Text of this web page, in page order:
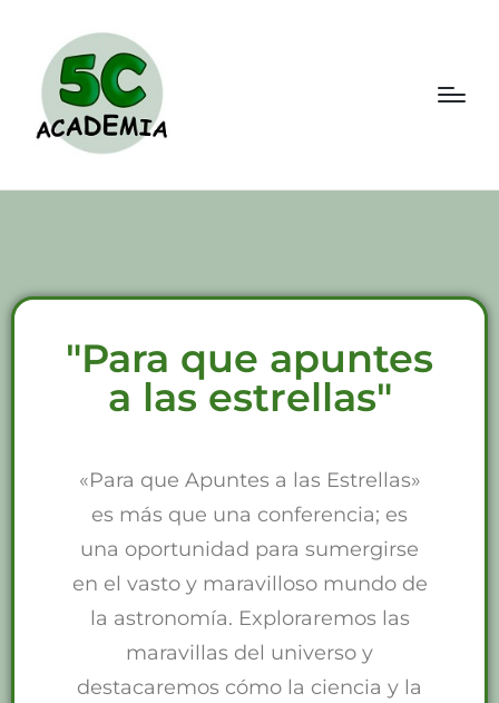
"Para que apuntes
a las estrellas"
«Para que Apuntes a las Estrellas»
es más que una conferencia; es
una oportunidad para sumergirse
en el vasto y maravilloso mundo de
la astronomía. Exploraremos las
maravillas del universo y
destacaremos cómo la ciencia y la